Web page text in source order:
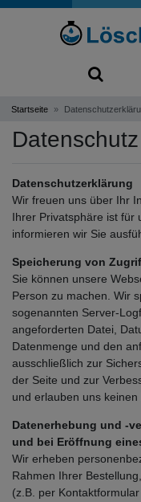
Startseite
Datenschutz
Datenschutzerklärung
Wir freuen uns über Ihr
Ihrer Privatsphäre ist für
informieren wir Sie
Speicherung von
Sie können unsere
Person zu machen. Wir
sogenannten Server-
angeforderten Datei,
Datenmenge und den
ausschließlich zur
der Seite und zur
und erlauben uns keinen
Datenerhebung und -
und bei Eröffnung
Wir erheben
Rahmen Ihrer
(z.B. per